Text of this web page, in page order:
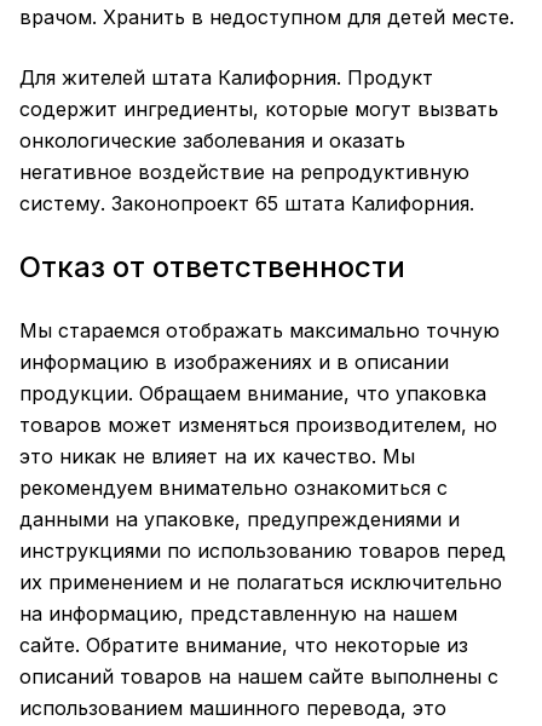
врачом. Хранить в недоступном для детей месте.
Для жителей штата Калифорния. Продукт
содержит ингредиенты, которые могут вызвать
онкологические заболевания и оказать
негативное воздействие на репродуктивную
систему. Законопроект 65 штата Калифорния.
Отказ от ответственности
Мы стараемся отображать максимально точную
информацию в изображениях и в описании
продукции. Обращаем внимание, что упаковка
товаров может изменяться производителем, но
это никак не влияет на их качество. Мы
рекомендуем внимательно ознакомиться с
данными на упаковке, предупреждениями и
инструкциями по использованию товаров перед
их применением и не полагаться исключительно
на информацию, представленную на нашем
сайте. Обратите внимание, что некоторые из
описаний товаров на нашем сайте выполнены с
использованием машинного перевода, это